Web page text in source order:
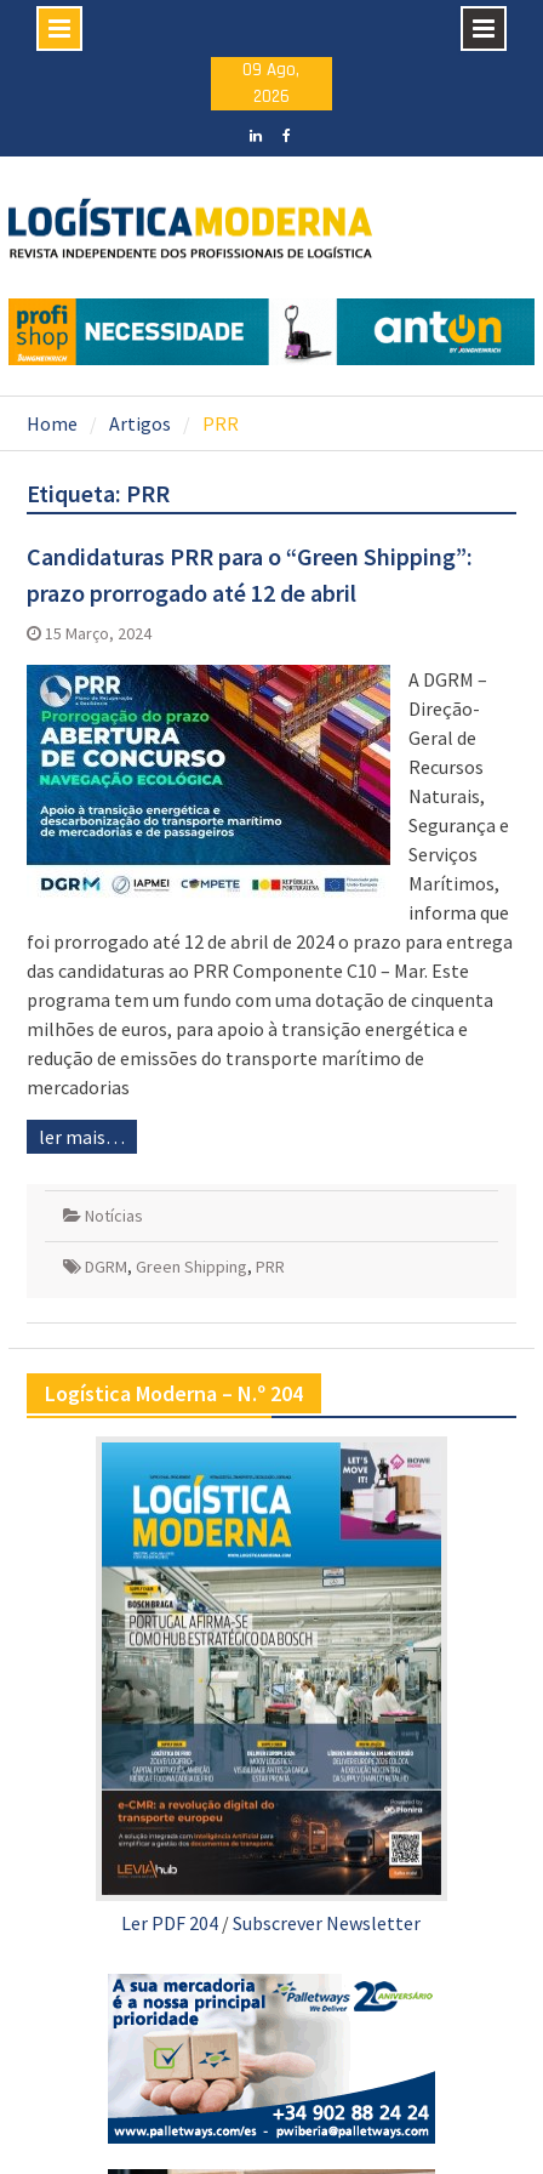
09 Ago,
2026
Home Artigos PRR
Etiqueta: PRR
Candidaturas PRR para o “Green Shipping”:
prazo prorrogado até 12 de abril
15 Março, 2024
A DGRM –
Direção-
Geral de
Recursos
Naturais,
Segurança e
Serviços
Marítimos,
informa que
foi prorrogado até 12 de abril de 2024 o prazo para entrega
das candidaturas ao PRR Componente C10 – Mar. Este
programa tem um fundo com uma dotação de cinquenta
milhões de euros, para apoio à transição energética e
redução de emissões do transporte marítimo de
mercadorias
ler mais…
Notícias
DGRM, Green Shipping, PRR
Logística Moderna – N.º 204
Ler PDF 204 /Subscrever Newsletter